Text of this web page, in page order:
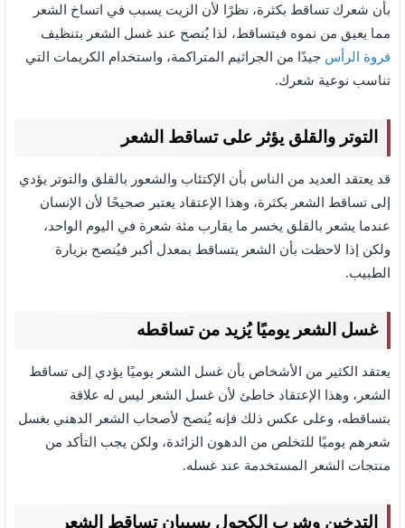
بأن شعرك تساقط بكثرة، نظرًا لأن الزيت يسبب في اتساخ الشعر
مما يعيق من نموه فيتساقط، لذا يُنصح عند غسل الشعر بتنظيف
فروة الرأس جيدًا من الجراثيم المتراكمة، واستخدام الكريمات التي
تناسب نوعية شعرك.
التوتر والقلق يؤثر على تساقط الشعر
قد يعتقد العديد من الناس بأن الإكتئاب والشعور بالقلق والتوتر يؤدي
إلى تساقط الشعر بكثرة، وهذا الإعتقاد يعتبر صحيحًا لأن الإنسان
عندما يشعر بالقلق يخسر ما يقارب مئة شعرة في اليوم الواحد،
ولكن إذا لاحظت بأن الشعر يتساقط بمعدل أكبر فيُنصح بزيارة
الطبيب.
غسل الشعر يوميًا يُزيد من تساقطه
يعتقد الكثير من الأشخاص بأن غسل الشعر يوميًا يؤدي إلى تساقط
الشعر، وهذا الإعتقاد خاطئ لأن غسل الشعر ليس له علاقة
بتساقطه، وعلى عكس ذلك فإنه يُنصح لأصحاب الشعر الدهني بغسل
شعرهم يوميًا للتخلص من الدهون الزائدة، ولكن يجب التأكد من
منتجات الشعر المستخدمة عند غسله.
التدخين وشرب الكحول يسببان تساقط الشعر